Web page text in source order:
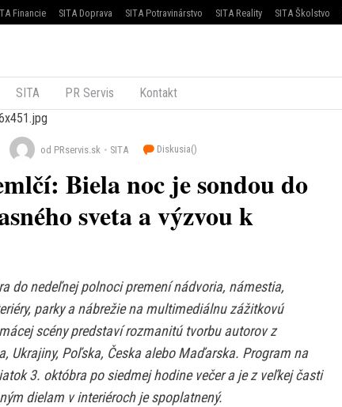
Financie SITA Doprava SITA Potravinárstvo SITA Reality SITA Školstvo
SITA PR Servis Kontakt
od PRservis.sk SITA Diskusia()
Biela noc je sondou do
sveta a výzvou k
do nedeľnej polnoci premení nádvoria, námestia,
parky a nábrežie na multimediálnu zážitkovú
scény predstaví rozmanitú tvorbu autorov z
Ukrajiny, Poľska, Česka alebo Maďarska. Program na
3. októbra po siedmej hodine večer a je z veľkej časti
dielam v interiéroch je spoplatnený.